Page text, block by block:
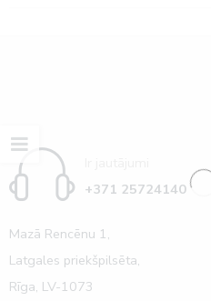
+371 25724140
Mazā Rencēnu 1,
Latgales priekšpilsēta,
Rīga, LV-1073